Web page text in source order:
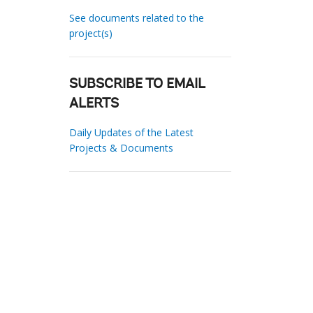
See documents related to the
project(s)
SUBSCRIBE TO EMAIL
ALERTS
Daily Updates of the Latest
Projects & Documents